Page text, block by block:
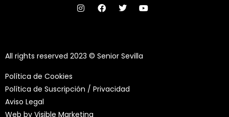
All rights reserved 2023 © Senior Sevilla
Política de Cookies
Política de Suscripción / Privacidad
Aviso Legal
Web by Visible Marketing